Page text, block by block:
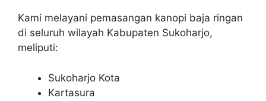
Kami melayani pemasangan kanopi baja ringan
di seluruh wilayah Kabupaten Sukoharjo,
meliputi:
Sukoharjo Kota
Kartasura